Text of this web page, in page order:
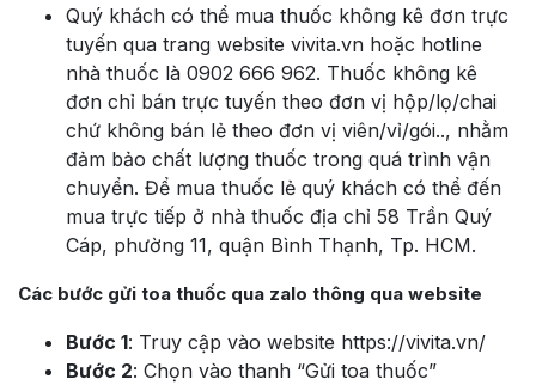
Quý khách có thể mua thuốc không kê đơn trực
tuyến qua trang website vivita.vn hoặc hotline
nhà thuốc là 0902 666 962. Thuốc không kê
đơn chỉ bán trực tuyến theo đơn vị hộp/lọ/chai
chứ không bán lẻ theo đơn vị viên/vỉ/gói.., nhằm
đảm bảo chất lượng thuốc trong quá trình vận
chuyển. Để mua thuốc lẻ quý khách có thể đến
mua trực tiếp ở nhà thuốc địa chỉ 58 Trần Quý
Cáp, phường 11, quận Bình Thạnh, Tp. HCM.
Các bước gửi toa thuốc qua zalo thông qua website
Bước 1: Truy cập vào website https://vivita.vn/
Bước 2: Chọn vào thanh “Gửi toa thuốc”